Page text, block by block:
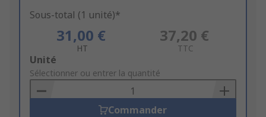
Sous-total (1 unité)*
31,00 €
HT
37,20 €
TTC
Add
to
Basket
Unité
Sélectionner ou entrer la quantité
Commander